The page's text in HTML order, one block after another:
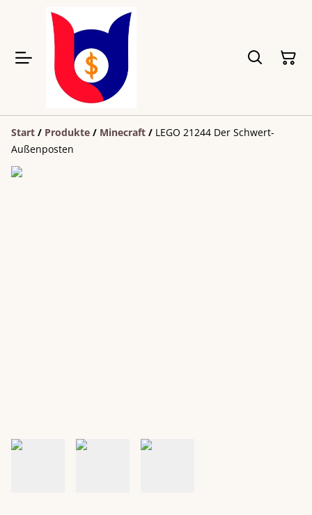
Start / Produkte / Minecraft / LEGO 21244 Der Schwert-
Außenposten